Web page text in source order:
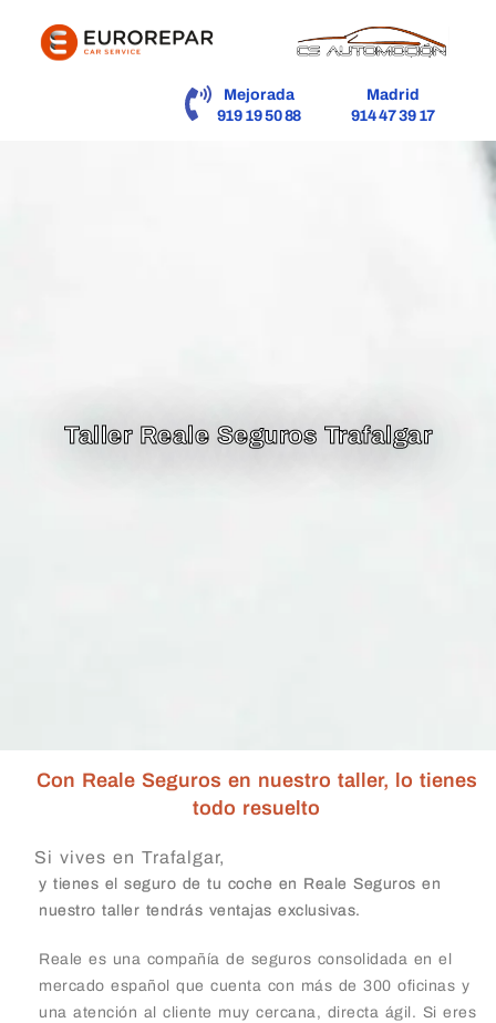
Mejorada
919 19 50 88
Madrid
914 47 39 17
Taller Reale Seguros Trafalgar
Con Reale Seguros en nuestro taller, lo tienes
todo resuelto
Si vives en Trafalgar,
y tienes el seguro de tu coche en Reale Seguros en
nuestro taller tendrás ventajas exclusivas.
Reale es una compañía de seguros consolidada en el
mercado español que cuenta con más de 300 oficinas y
una atención al cliente muy cercana, directa ágil. Si eres